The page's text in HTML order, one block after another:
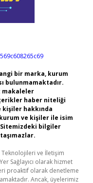
bir marka, kurum
bulunmamaktadır.
makaleler
haber niteliği
kişiler hakkında
ve kişiler ile isim
bilgiler
Teknolojileri ve İletişim
Sağlayıcı olarak hizmet
proaktif olarak denetleme
Ancak, üyelerimiz